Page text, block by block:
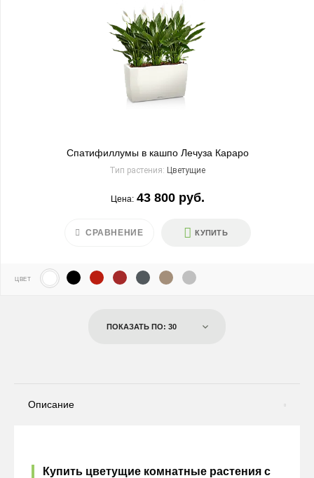
Спатифиллумы в кашпо Лечуза Караро
Тип растения: Цветущие
Цена: 43 800 руб.
КУПИТЬ
СРАВНЕНИЕ
ЦВЕТ
ПОКАЗАТЬ ПО: 30
Описание
Купить цветущие комнатные растения с